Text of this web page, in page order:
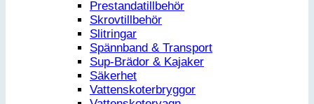
Prestandatillbehör
Skrovtillbehör
Slitringar
Spännband & Transport
Sup-Brädor & Kajaker
Säkerhet
Vattenskoterbryggor